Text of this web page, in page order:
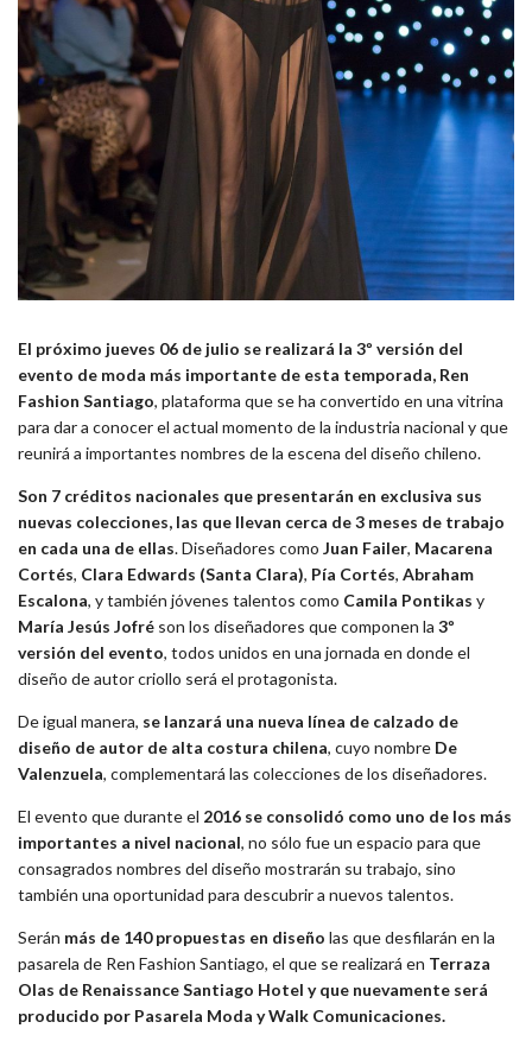
El próximo jueves 06 de julio se realizará la 3º versión del
evento de moda más importante de esta temporada, Ren
Fashion Santiago, plataforma que se ha convertido en una vitrina
para dar a conocer el actual momento de la industria nacional y que
reunirá a importantes nombres de la escena del diseño chileno.
Son 7 créditos nacionales que presentarán en exclusiva sus
nuevas colecciones, las que llevan cerca de 3 meses de trabajo
en cada una de ellas. Diseñadores comoJuan Failer ,Macarena
Cortés,Clara Edwards (Santa Clara),Pía Cortés
Escalona, y también jóvenes talentos comoCamila Pontikas
María Jesús Jofréson los diseñadores que componen la3º
versión del evento, todos unidos en una jornada en donde el
De igual manera,se lanzará una nueva línea de calzado de
diseño de autor de alta costura chilena, cuyo nombreDe
Valenzuela, complementará las colecciones de los diseñadores.
El evento que durante el2016 se consolidó como uno de los más
importantes a nivel nacional, no sólo fue un espacio para que
consagrados nombres del diseño mostrarán su trabajo, sino
también una oportunidad para descubrir a nuevos talentos.